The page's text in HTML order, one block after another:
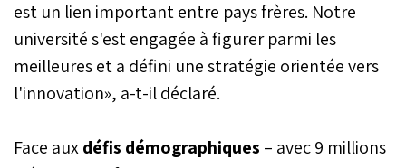
est un lien important entre pays frères. Notre
université s'est engagée à figurer parmi les
meilleures et a défini une stratégie orientée vers
l'innovation», a-t-il déclaré.
Face auxdéfis démographiques – avec 9 millions